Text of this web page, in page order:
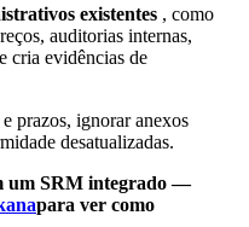
existentes , como
auditorias internas,
cria evidências de
prazos, ignorar anexos
desatualizadas.
um SRM integrado —
para ver como